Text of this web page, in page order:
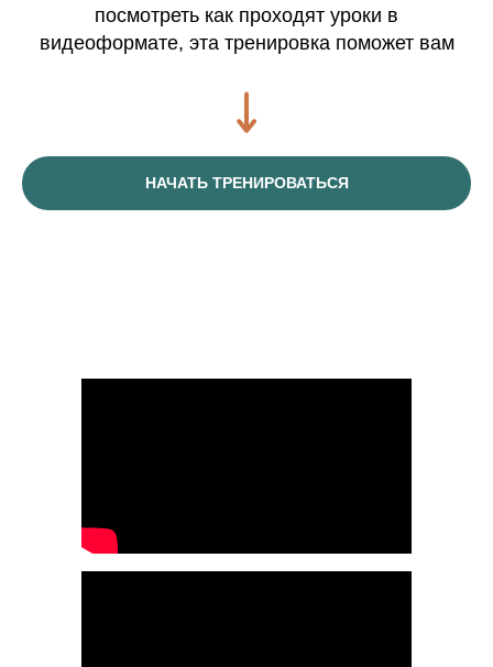
посмотреть как проходят уроки в
видеоформате, эта тренировка поможет вам
НАЧАТЬ ТРЕНИРОВАТЬСЯ